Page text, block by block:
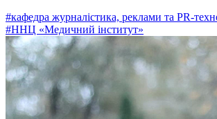
#кафедра журналістика, реклами та PR-
#ННЦ «Медичний інститут»